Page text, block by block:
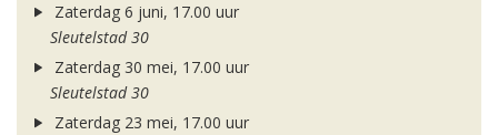
Zaterdag 6 juni, 17.00 uur
Sleutelstad 30
Zaterdag 30 mei, 17.00 uur
Sleutelstad 30
Zaterdag 23 mei, 17.00 uur